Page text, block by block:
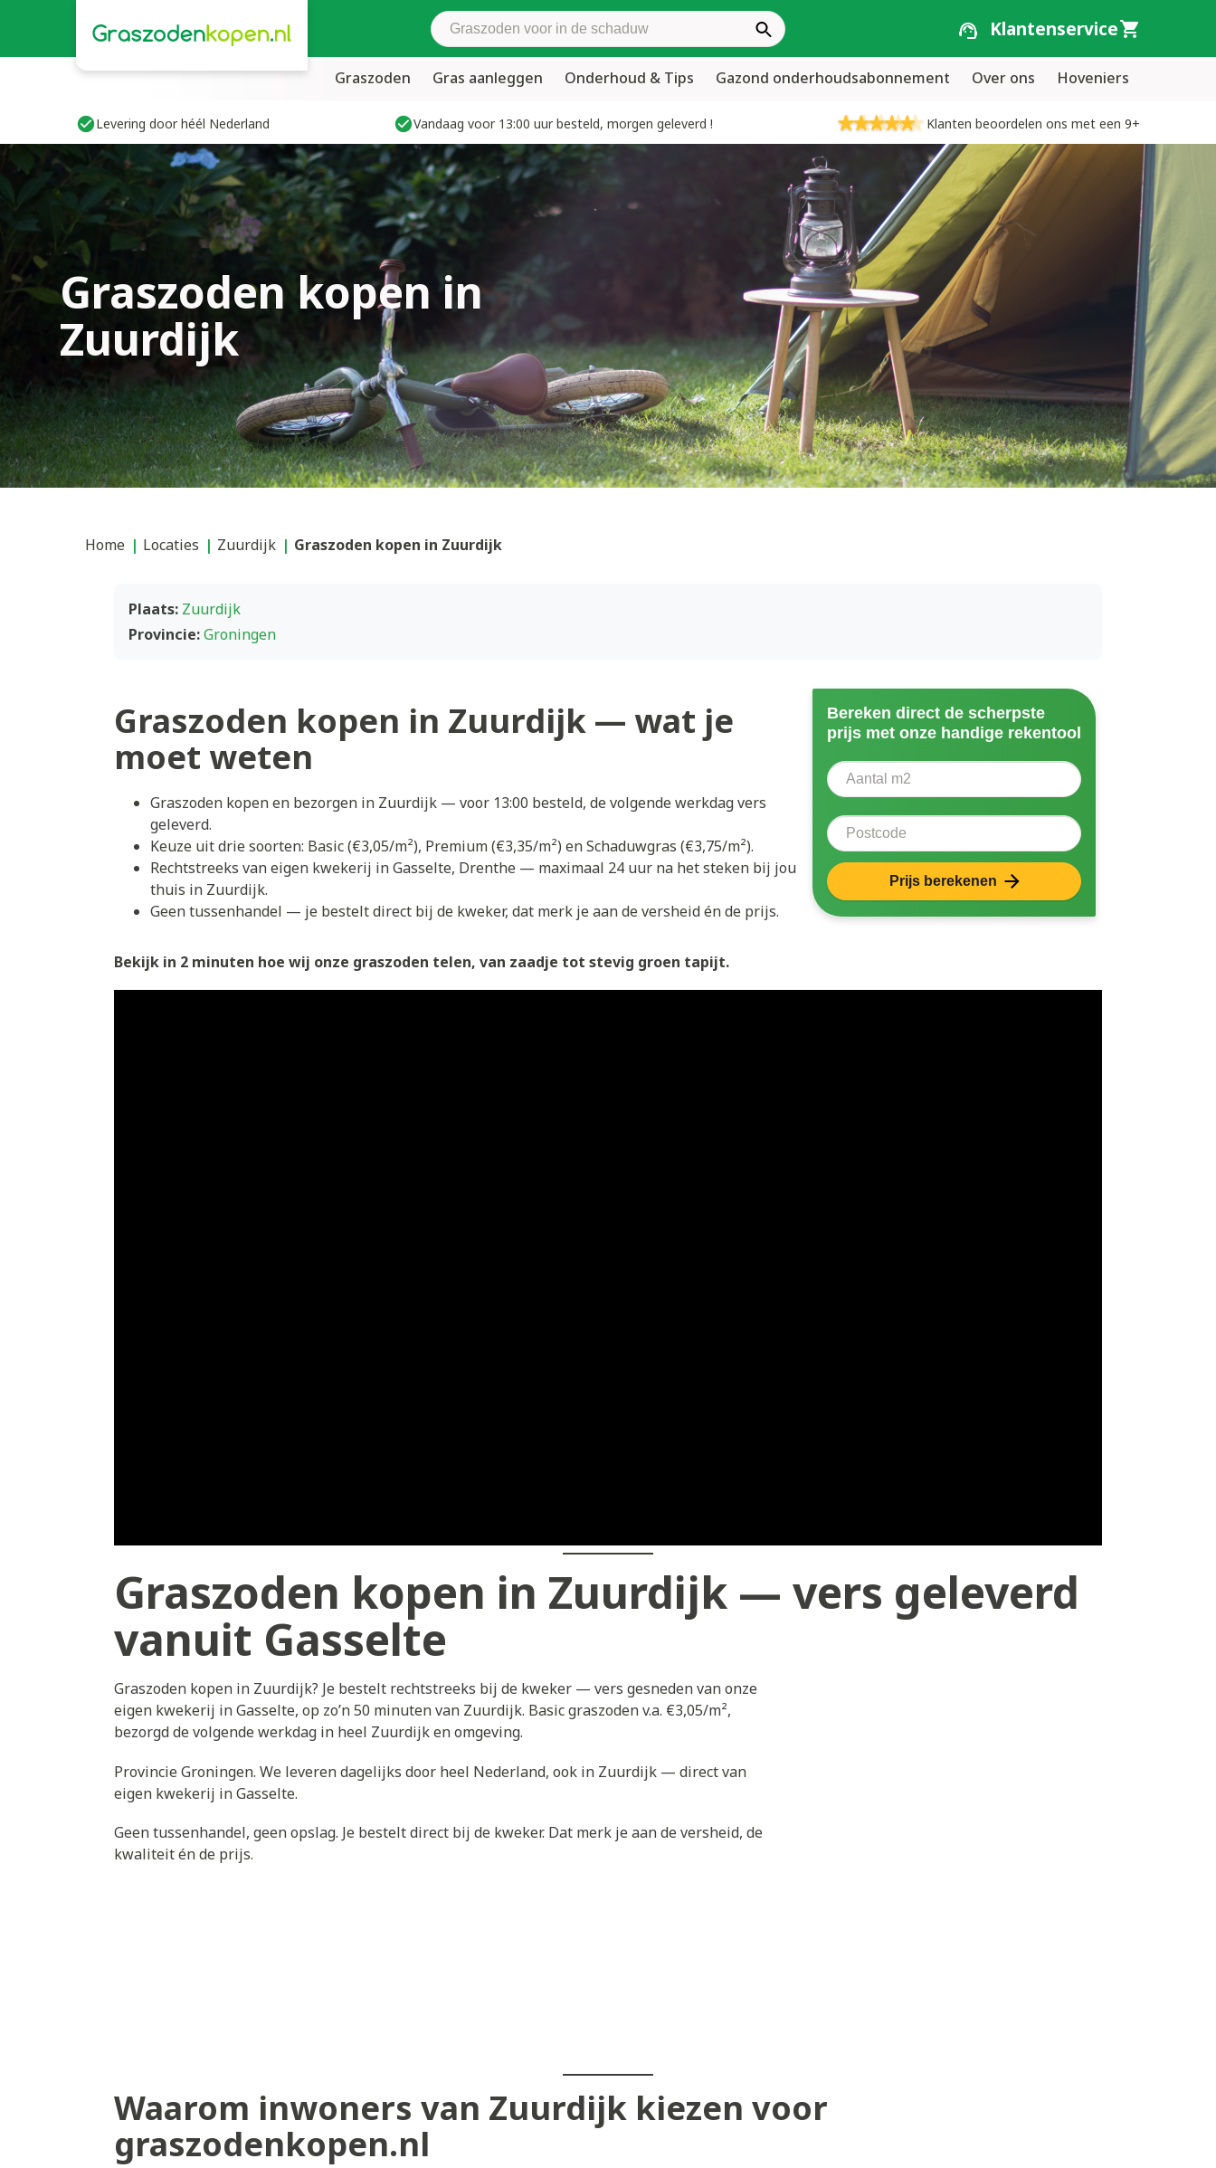
Zoek graszoden Klantenservice
Graszoden Gras aanleggen Onderhoud & Tips Gazond onderhoudsabonnement Over ons Hoveniers
Levering door héél Nederland Vandaag voor 13:00 uur besteld, morgen geleverd ! Klanten beoordelen ons met een 9+
Graszoden kopen in
Zuurdijk
Home Locaties Zuurdijk Graszoden kopen in Zuurdijk
Plaats: Zuurdijk
Provincie:Groningen
Graszoden kopen in Zuurdijk — wat je
moet weten
Graszoden kopen en bezorgen in Zuurdijk — voor 13:00 besteld, de volgende werkdag vers
geleverd.
Keuze uit drie soorten: Basic (€3,05/m²), Premium (€3,35/m²) en Schaduwgras (€3,75/m²).
Rechtstreeks van eigen kwekerij in Gasselte, Drenthe — maximaal 24 uur na het steken bij jou
thuis in Zuurdijk.
Geen tussenhandel — je bestelt direct bij de kweker, dat merk je aan de versheid én de prijs.
Bereken direct de scherpste
prijs met onze handige rekentool
Aantal vierkante meter
Postcode
Prijs berekenen
Bekijk in 2 minuten hoe wij onze graszoden telen, van zaadje tot stevig groen tapijt.
Graszoden kopen in Zuurdijk — vers geleverd
vanuit Gasselte
Graszoden kopen in Zuurdijk? Je bestelt rechtstreeks bij de kweker — vers gesneden van onze
eigen kwekerij in Gasselte, op zo’n 50 minuten van Zuurdijk. Basic graszoden v.a. €3,05/m²,
bezorgd de volgende werkdag in heel Zuurdijk en omgeving.
Provincie Groningen. We leveren dagelijks door heel Nederland, ook in Zuurdijk — direct van
eigen kwekerij in Gasselte.
Geen tussenhandel, geen opslag. Je bestelt direct bij de kweker. Dat merk je aan de versheid, de
kwaliteit én de prijs.
Waarom inwoners van Zuurdijk kiezen voor
graszodenkopen.nl